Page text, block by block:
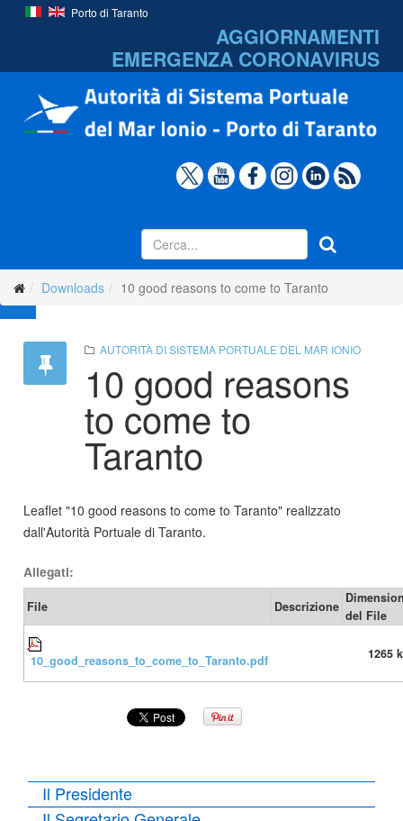
Porto di Taranto
AGGIORNAMENTI
EMERGENZA CORONAVIRUS
Downloads 10 good reasons to come to Taranto
AUTORITÀ DI SISTEMA PORTUALE DEL MAR IONIO
10 good reasons
to come to
Taranto
Leaflet "10 good reasons to come to Taranto" realizzato
dall'Autorità Portuale di Taranto.
Allegati:
File Descrizione
del File
10_good_reasons_to_come_to_Taranto.pdf 1265
Il Presidente